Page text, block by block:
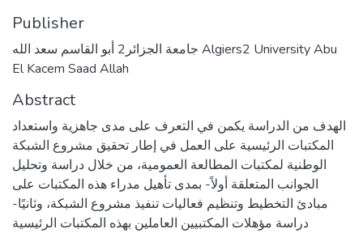
Publisher
جامعة الجزائر2 أبو القاسم سعد الله Algiers2 University Abu
El Kacem Saad Allah
Abstract
الهدف من الدراسة يكمن في التعرف على مدى جاهزية واستعداد
المكتبات الرئيسية على العمل في إطار تحقيق مشروع الشبكة
الوطنية لمكتبات المطالعة العمومية، من خلال دراسة وتحليل
الجوانب المتعلقة أولاً- بمدى تأهيل مدراء هذه المكتبات على
مبادئ التخطيط وتنظيم فعاليات تنفيذ مشروع الشبكة، وثانيًا-
دراسة مؤهلات المكتبيين العاملين بهذه المكتبات الرئيسية